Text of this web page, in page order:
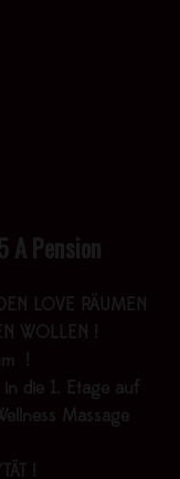
A Pension
LOVE RÄUMEN
WOLLEN !
!
die 1. Etage auf
Massage
!